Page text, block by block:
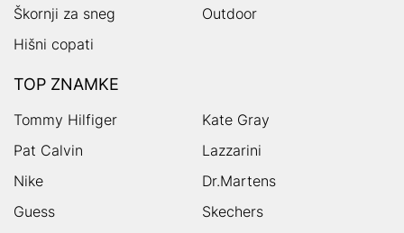
Škornji za sneg
Outdoor
Hišni copati
TOP ZNAMKE
Tommy Hilfiger
Kate Gray
Pat Calvin
Lazzarini
Nike
Dr.Martens
Guess
Skechers